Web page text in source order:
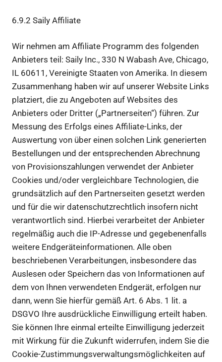
6.9.2 Saily Affiliate
Wir nehmen am Affiliate Programm des folgenden
Anbieters teil: Saily Inc., 330 N Wabash Ave, Chicago,
IL 60611, Vereinigte Staaten von Amerika. In diesem
Zusammenhang haben wir auf unserer Website Links
platziert, die zu Angeboten auf Websites des
Anbieters oder Dritter („Partnerseiten“) führen. Zur
Messung des Erfolgs eines Affiliate-Links, der
Auswertung von über einen solchen Link generierten
Bestellungen und der entsprechenden Abrechnung
von Provisionszahlungen verwendet der Anbieter
Cookies und/oder vergleichbare Technologien, die
grundsätzlich auf den Partnerseiten gesetzt werden
und für die wir datenschutzrechtlich insofern nicht
verantwortlich sind. Hierbei verarbeitet der Anbieter
regelmäßig auch die IP-Adresse und gegebenenfalls
weitere Endgeräteinformationen. Alle oben
beschriebenen Verarbeitungen, insbesondere das
Auslesen oder Speichern das von Informationen auf
dem von Ihnen verwendeten Endgerät, erfolgen nur
dann, wenn Sie hierfür gemäß Art. 6 Abs. 1 lit. a
DSGVO Ihre ausdrückliche Einwilligung erteilt haben.
Sie können Ihre einmal erteilte Einwilligung jederzeit
mit Wirkung für die Zukunft widerrufen, indem Sie die
Cookie-Zustimmungsverwaltungsmöglichkeiten auf